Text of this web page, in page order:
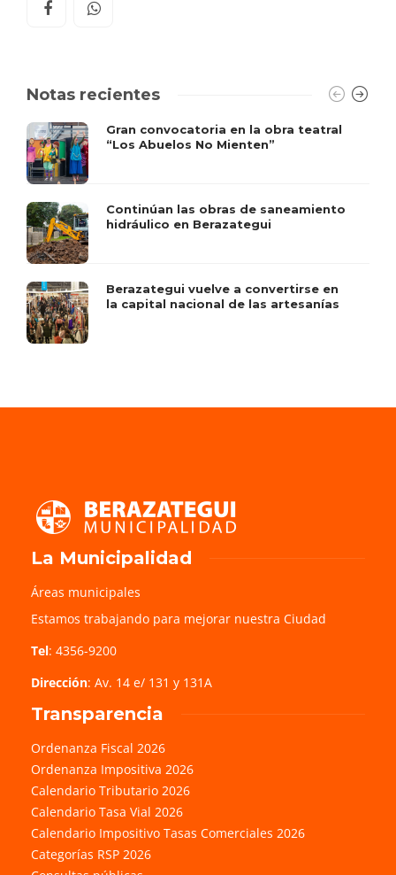
Notas recientes
Gran convocatoria en la obra teatral
“Los Abuelos No Mienten”
Continúan las obras de saneamiento
hidráulico en Berazategui
Berazategui vuelve a convertirse en
la capital nacional de las artesanías
La Municipalidad
Áreas municipales
Estamos trabajando para mejorar nuestra Ciudad
Tel: 4356-9200
Dirección: Av. 14 e/ 131 y 131A
Transparencia
Ordenanza Fiscal 2026
Ordenanza Impositiva 2026
Calendario Tributario 2026
Calendario Tasa Vial 2026
Calendario Impositivo Tasas Comerciales 2026
Categorías RSP 2026